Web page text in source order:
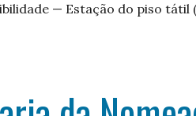
— Estação do piso tátil